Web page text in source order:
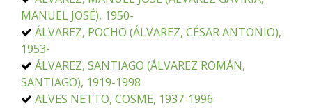
MANUEL JOSÉ), 1950-
ÁLVAREZ, POCHO (ÁLVAREZ, CÉSAR ANTONIO),
1953-
ÁLVAREZ, SANTIAGO (ÁLVAREZ ROMÁN,
SANTIAGO), 1919-1998
ALVES NETTO, COSME, 1937-1996